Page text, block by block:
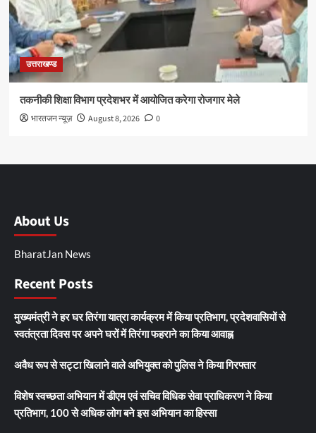
उत्तराखण्ड
तकनीकी शिक्षा विभाग प्रदेशभर में आयोजित करेगा रोजगार मेले
भारतजन न्यूज़ August 8, 2026 0
About Us
BharatJan News
Recent Posts
मुख्यमंत्री ने हर घर तिरंगा यात्रा कार्यक्रम में किया प्रतिभाग, प्रदेशवासियों से
स्वतंत्रता दिवस पर अपने घरों में तिरंगा फहराने का किया आवाह्न
अवैध रूप से सट्टा खिलाने वाले अभियुक्त को पुलिस ने किया गिरफ्तार
विशेष स्वच्छता अभियान में डीएम एवं सचिव विधिक सेवा प्राधिकरण ने किया
प्रतिभाग, 100 से अधिक लोग बने इस अभियान का हिस्सा